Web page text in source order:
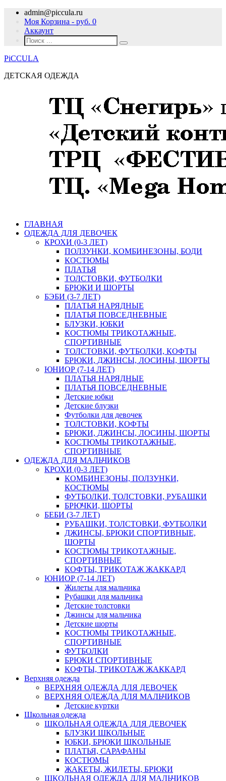
admin@piccula.ru
Моя Корзина - руб. 0
Аккаунт
PiCCULA
ДЕТСКАЯ ОДЕЖДА
ГЛАВНАЯ
ОДЕЖДА ДЛЯ ДЕВОЧЕК
КРОХИ (0-3 ЛЕТ)
ПОЛЗУНКИ, КОМБИНЕЗОНЫ, БОДИ
КОСТЮМЫ
ПЛАТЬЯ
ТОЛСТОВКИ, ФУТБОЛКИ
БРЮКИ И ШОРТЫ
БЭБИ (3-7 ЛЕТ)
ПЛАТЬЯ НАРЯДНЫЕ
ПЛАТЬЯ ПОВСЕДНЕВНЫЕ
БЛУЗКИ, ЮБКИ
КОСТЮМЫ ТРИКОТАЖНЫЕ,
СПОРТИВНЫЕ
ТОЛСТОВКИ, ФУТБОЛКИ, КОФТЫ
БРЮКИ, ДЖИНСЫ, ЛОСИНЫ, ШОРТЫ
ЮНИОР (7-14 ЛЕТ)
ПЛАТЬЯ НАРЯДНЫЕ
ПЛАТЬЯ ПОВСЕДНЕВНЫЕ
Детские юбки
Детские блузки
Футболки для девочек
ТОЛСТОВКИ, КОФТЫ
БРЮКИ, ДЖИНСЫ, ЛОСИНЫ, ШОРТЫ
КОСТЮМЫ ТРИКОТАЖНЫЕ,
СПОРТИВНЫЕ
ОДЕЖДА ДЛЯ МАЛЬЧИКОВ
КРОХИ (0-3 ЛЕТ)
КОМБИНЕЗОНЫ, ПОЛЗУНКИ,
КОСТЮМЫ
ФУТБОЛКИ, ТОЛСТОВКИ, РУБАШКИ
БРЮЧКИ, ШОРТЫ
БЕБИ (3-7 ЛЕТ)
РУБАШКИ, ТОЛСТОВКИ, ФУТБОЛКИ
ДЖИНСЫ, БРЮКИ СПОРТИВНЫЕ,
ШОРТЫ
КОСТЮМЫ ТРИКОТАЖНЫЕ,
СПОРТИВНЫЕ
КОФТЫ, ТРИКОТАЖ ЖАККАРД
ЮНИОР (7-14 ЛЕТ)
Жилеты для мальчика
Рубашки для мальчика
Детские толстовки
Джинсы для мальчика
Детские шорты
КОСТЮМЫ ТРИКОТАЖНЫЕ,
СПОРТИВНЫЕ
ФУТБОЛКИ
БРЮКИ СПОРТИВНЫЕ
КОФТЫ, ТРИКОТАЖ ЖАККАРД
Верхняя одежда
ВЕРХНЯЯ ОДЕЖДА ДЛЯ ДЕВОЧЕК
ВЕРХНЯЯ ОДЕЖДА ДЛЯ МАЛЬЧИКОВ
Детские куртки
Школьная одежда
ШКОЛЬНАЯ ОДЕЖДА ДЛЯ ДЕВОЧЕК
БЛУЗКИ ШКОЛЬНЫЕ
ЮБКИ, БРЮКИ ШКОЛЬНЫЕ
ПЛАТЬЯ, САРАФАНЫ
КОСТЮМЫ
ЖАКЕТЫ, ЖИЛЕТЫ, БРЮКИ
ШКОЛЬНАЯ ОДЕЖДА ДЛЯ МАЛЬЧИКОВ